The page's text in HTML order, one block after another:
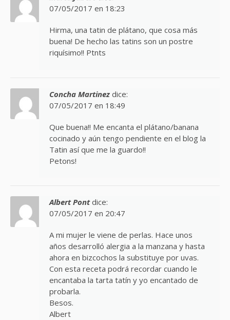
07/05/2017 en 18:23
Hirma, una tatin de plátano, que cosa más
buena! De hecho las tatins son un postre
riquísimo!! Ptnts
Concha Martinez dice:
07/05/2017 en 18:49
Que buena!! Me encanta el plátano/banana
cocinado y aún tengo pendiente en el blog la
Tatin así que me la guardo!!
Petons!
Albert Pont dice:
07/05/2017 en 20:47
A mi mujer le viene de perlas. Hace unos
años desarrolló alergia a la manzana y hasta
ahora en bizcochos la substituye por uvas.
Con esta receta podrá recordar cuando le
encantaba la tarta tatín y yo encantado de
probarla.
Besos.
Albert